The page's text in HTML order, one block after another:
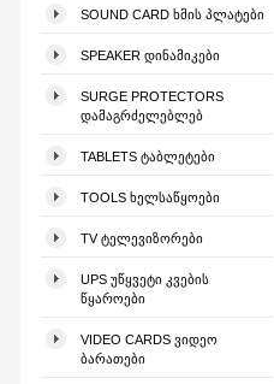
SOUND CARD ᲮᲛᲘᲡ ᲞᲚᲐᲢᲔᲑᲘ
SPEAKER ᲓᲘᲜᲐᲛᲘᲙᲔᲑᲘ
SURGE PROTECTORS
ᲓᲐᲛᲐᲒᲠᲫᲔᲚᲔᲑᲚᲔᲑ
TABLETS ᲢᲐᲑᲚᲔᲢᲔᲑᲘ
TOOLS ᲮᲔᲚᲡᲐᲬᲧᲝᲔᲑᲘ
TV ᲢᲔᲚᲔᲕᲘᲖᲝᲠᲔᲑᲘ
UPS ᲣᲬᲧᲕᲔᲢᲘ ᲙᲕᲔᲑᲘᲡ
ᲬᲧᲐᲠᲝᲔᲑᲘ
VIDEO CARDS ᲕᲘᲓᲔᲝ
ᲑᲐᲠᲐᲗᲔᲑᲘ